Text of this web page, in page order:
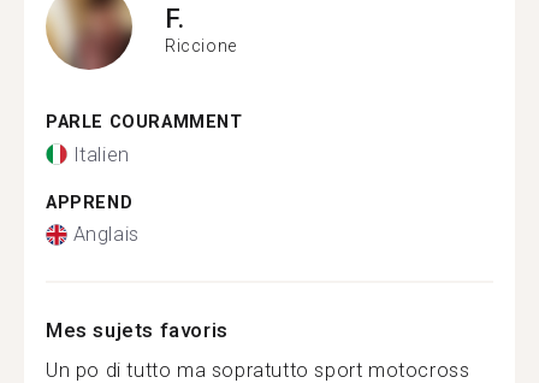
F.
Riccione
PARLE COURAMMENT
Italien
APPREND
Anglais
Mes sujets favoris
Un po di tutto ma sopratutto sport motocross